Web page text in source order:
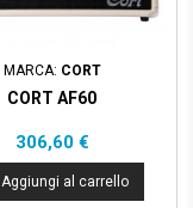
MARCA: CORT
CORT AF60
Prezzo
306,60 €
Aggiungi al carrello